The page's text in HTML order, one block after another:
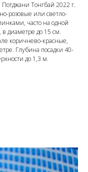
Тонгбай 2022 г.
розовые или светло-
часто на одной
диаметре до 15 см.
коричнево-красные,
Глубина посадки 40-
до 1,3 м.